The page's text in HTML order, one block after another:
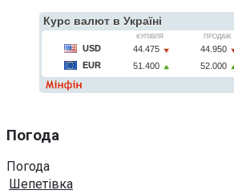
Погода
Погода
Шепетівка